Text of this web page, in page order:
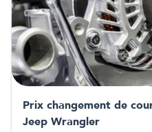
Prix changement de
Jeep Wrangler